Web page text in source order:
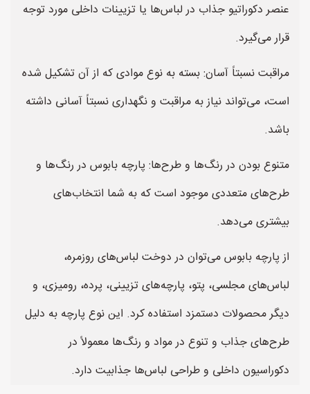
عنصر دکوراتیو جذاب در لباس‌ها یا تزیینات داخلی مورد توجه
قرار می‌گیرد.
مراقبت نسبتاً آسان: بسته به نوع موادی که از آن تشکیل شده
است، می‌تواند نیاز به مراقبت و نگهداری نسبتاً آسانی داشته
باشد.
متنوع بودن در رنگ‌ها و طرح‌ها: پارچه بابوس در رنگ‌ها و
طرح‌های متعددی موجود است که به شما انتخاب‌های
بیشتری می‌دهد.
از پارچه بابوس می‌توان در دوخت لباس‌های روزمره،
لباس‌های مجلسی، پتو، پارچه‌های تزیینی، پرده، رومیزی، و
دیگر محصولات دستمزد استفاده کرد. این نوع پارچه به دلیل
طرح‌های جذاب و تنوع در مواد و رنگ‌ها معمولاً در
دکوراسیون داخلی و طراحی لباس‌ها جذابیت دارد.